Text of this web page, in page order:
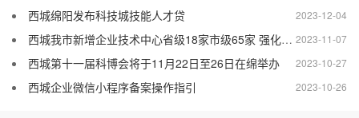
2023-12-04
西城绵阳发布科技城技能人才贷
2023-11-07
西城我市新增企业技术中心省级18家市级65家 强化创新主体地位 增强技术创新能力
2023-10-27
西城第十一届科博会将于11月22日至26日在绵举办
2023-10-26
西城企业微信小程序备案操作指引